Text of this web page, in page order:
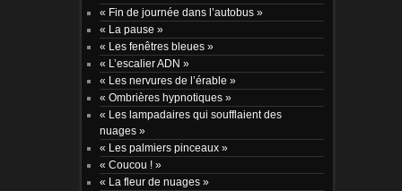
« Fin de journée dans l’autobus »
« La pause »
« Les fenêtres bleues »
« L’escalier ADN »
« Les nervures de l’érable »
« Ombrières hypnotiques »
« Les lampadaires qui soufflaient des
nuages »
« Les palmiers pinceaux »
« Coucou ! »
« La fleur de nuages »